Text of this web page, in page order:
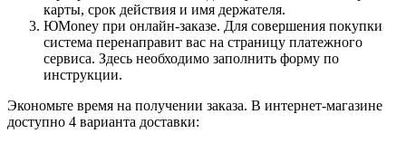
карты, срок действия и имя держателя.
ЮMoney при онлайн-заказе. Для совершения покупки
система перенаправит вас на страницу платежного
сервиса. Здесь необходимо заполнить форму по
инструкции.
Экономьте время на получении заказа. В интернет-магазине
доступно 4 варианта доставки: